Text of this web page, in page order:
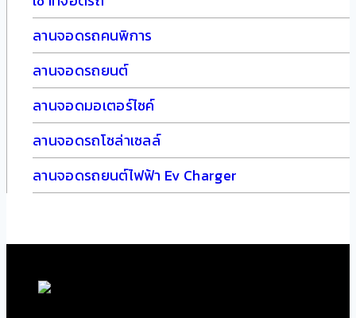
ลานจอดรถคนพิการ
ลานจอดรถยนต์
ลานจอดมอเตอร์ไซค์
ลานจอดรถโซล่าเซลล์
ลานจอดรถยนต์ไฟฟ้า Ev Charger